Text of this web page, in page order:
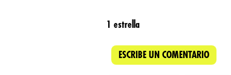
1 estrella
ESCRIBE UN COMENTARIO